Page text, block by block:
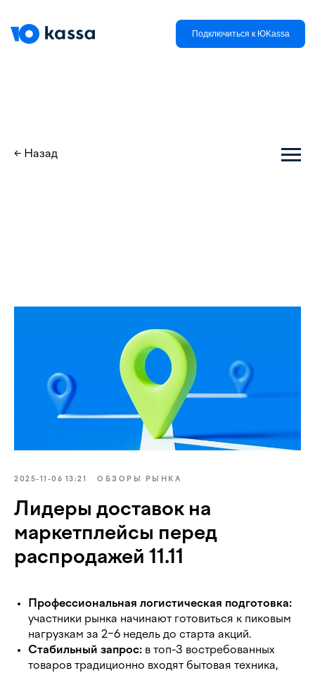
Подключиться к ЮKassa
← Назад
2025-11-06 13:21 ОБЗОРЫ РЫНКА
Лидеры доставок на
маркетплейсы перед
распродажей 11.11
Профессиональная логистическая подготовка:
участники рынка начинают готовиться к пиковым
нагрузкам за 2−6 недель до старта акций.
Стабильный запрос: в топ-3 востребованных
товаров традиционно входят бытовая техника,